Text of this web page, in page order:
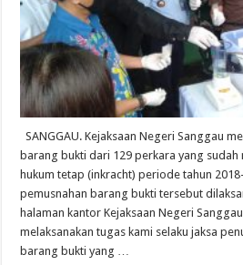
SANGGAU. Kejaksaan Negeri Sanggau
barang bukti dari 129 perkara yang sudah
hukum tetap (inkracht) periode tahun
pemusnahan barang bukti tersebut
halaman kantor Kejaksaan Negeri
melaksanakan tugas kami selaku jaksa
barang bukti yang …